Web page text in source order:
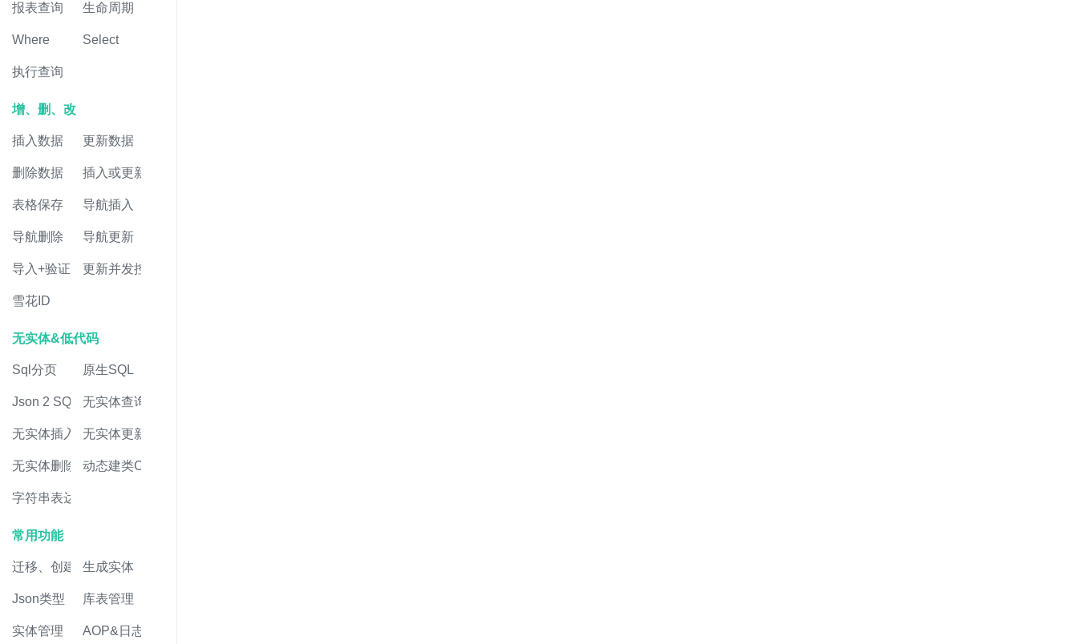
报表查询 生命周期
Where Select
执行查询
增、删、改
插入数据 更新数据
删除数据 插入或更新
表格保存 导航插入
导航删除 导航更新
导入+验证 更新并发控制
雪花ID
无实体&低代码
Sql分页 原生SQL
Json 2 SQL 无实体查询
无实体插入 无实体更新
无实体删除 动态建类CRUD
字符串表达式
常用功能
迁移、创建表生成实体
Json类型 库表管理
实体管理 AOP&日志